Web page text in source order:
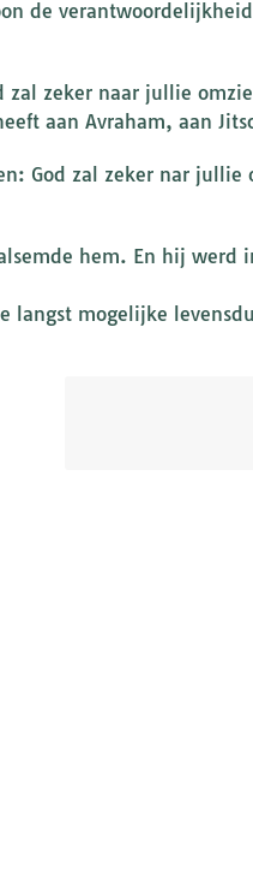
de
zal zeker naar jullie
aan Avraham, aan
God zal zeker nar
hem. En hij werd
langst mogelijke